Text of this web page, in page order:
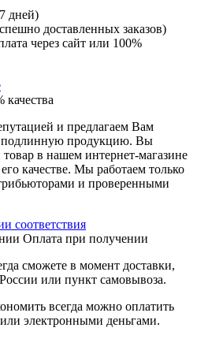
дней)
доставленных заказов)
через сайт или 100%
качества
и предлагаем Вам
подлинную продукцию. Вы
в нашем интернет-магазине
качестве. Мы работаем только
и проверенными
соответствия
Оплата при получении
сможете в момент доставки,
или пункт самовывоза.
всегда можно оплатить
или электронными деньгами.